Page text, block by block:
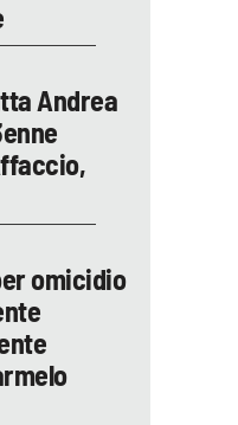
Andrea
omicidio